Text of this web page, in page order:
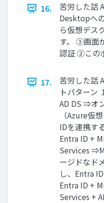
16.
苦労した話
Desktopへ
ら仮想デス
す。 ③画面
認証 ②この
17.
苦労した話
トパターン
AD DS ⇒オ
（Azure仮
IDを連携す
Entra ID +
Services
ージドなド
し、Entra
Entra ID +
Services +